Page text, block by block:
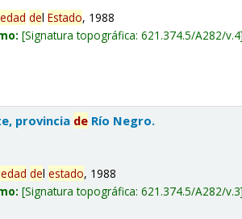
delEstado, 1988
Signatura topográfica:621.374.5/A282/v.4
provincia de Río Negro.
delestado, 1988
Signatura topográfica:621.374.5/A282/v.3